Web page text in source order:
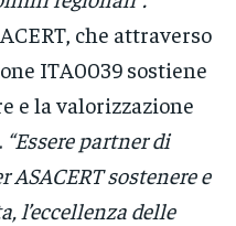
che attraverso
ITA0039 sostiene
e la valorizzazione
“Essere partner di
sostenere e
l’eccellenza delle